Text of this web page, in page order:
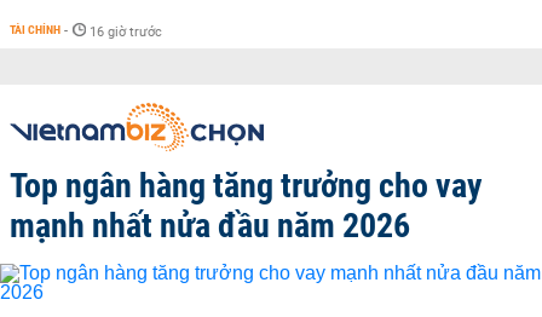
TÀI CHÍNH - 16 giờ trước
Top ngân hàng tăng trưởng cho vay
mạnh nhất nửa đầu năm 2026